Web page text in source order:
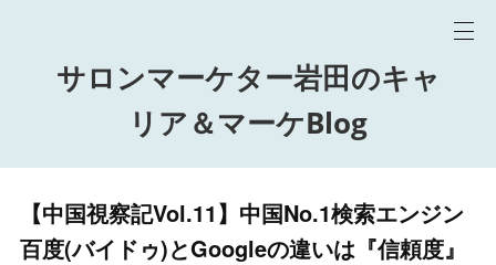
サロンマーケター岩田のキャ
リア＆マーケBlog
【中国視察記Vol.11】中国No.1検索エンジン
百度(バイドゥ)とGoogleの違いは『信頼度』